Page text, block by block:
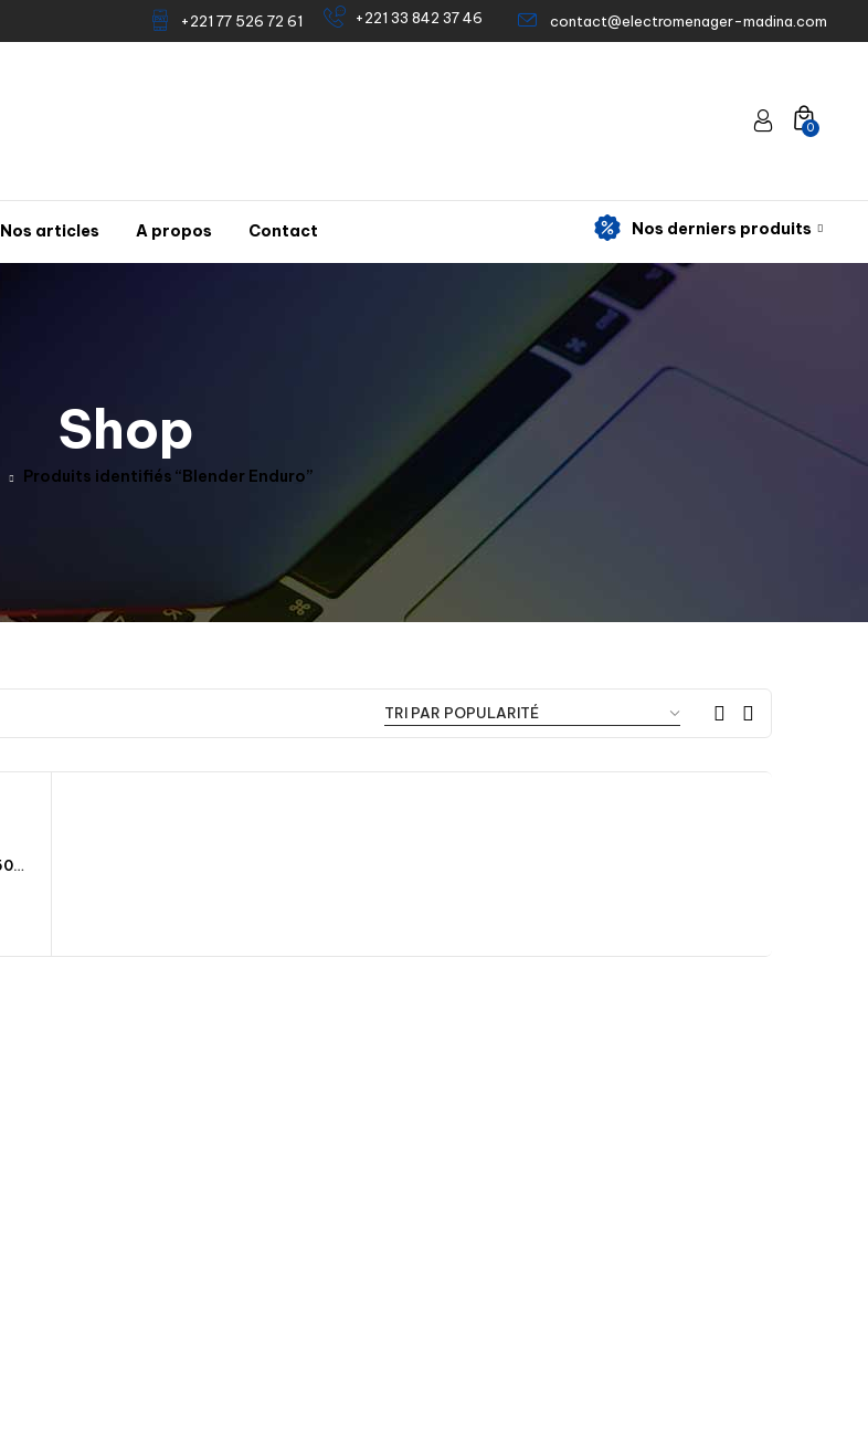
+221 77 526 72 61 +221 33 842 37 46 contact@electromenager-madina.com
0
Nos articles A propos Contact Nos derniers produits
Shop
Produits identifiés “Blender Enduro”
Blender & Mixeur 1.5L 500W Enduro BL500WWH- blender 500L- I Madina- Electroménager